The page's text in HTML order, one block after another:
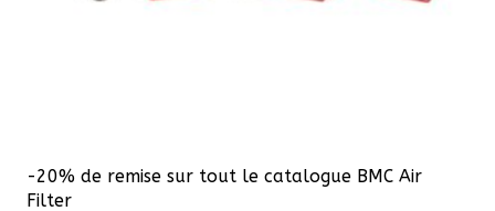
-20% de remise sur tout le catalogue BMC Air
Filter